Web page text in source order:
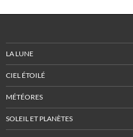
LA LUNE
CIEL ÉTOILÉ
MÉTÉORES
SOLEIL ET PLANÈTES